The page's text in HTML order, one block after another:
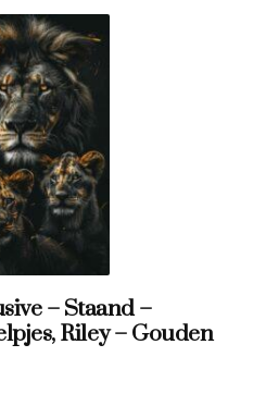
– Staand –
Riley – Gouden